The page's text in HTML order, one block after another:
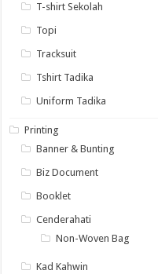
T-shirt Sekolah
Topi
Tracksuit
Tshirt Tadika
Uniform Tadika
Printing
Banner & Bunting
Biz Document
Booklet
Cenderahati
Non-Woven Bag
Kad Kahwin